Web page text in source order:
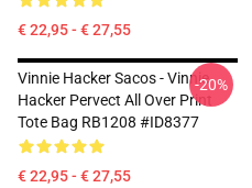
€ 22,95 - € 27,55
Vinnie Hacker Sacos - Vinnie
Hacker Pervect All Over Print
Tote Bag RB1208 #ID8377
€ 22,95 - € 27,55
-20%